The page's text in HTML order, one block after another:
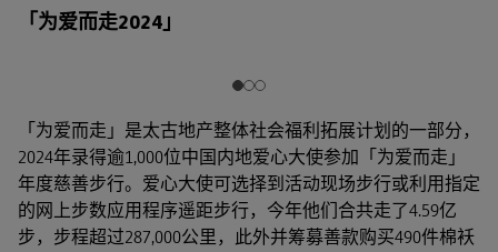
「为爱而走2024」
「为爱而走」是太古地产整体社会福利拓展计划的一部分，
2024年录得逾1,000位中国内地爱心大使参加「为爱而走」
年度慈善步行。爱心大使可选择到活动现场步行或利用指定
的网上步数应用程序遥距步行，今年他们合共走了4.59亿
步，步程超过287,000公里，此外并筹募善款购买490件棉袄